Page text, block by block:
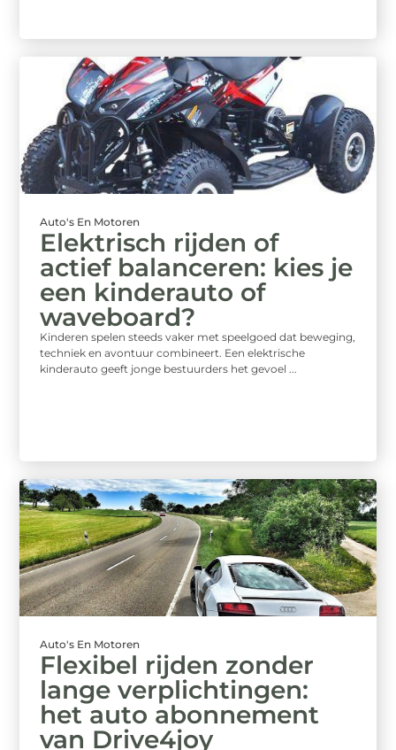
Auto's En Motoren
Elektrisch rijden of
actief balanceren: kies je
een kinderauto of
waveboard?
Kinderen spelen steeds vaker met speelgoed dat beweging,
techniek en avontuur combineert. Een elektrische
kinderauto geeft jonge bestuurders het gevoel ...
Auto's En Motoren
Flexibel rijden zonder
lange verplichtingen:
het auto abonnement
van Drive4joy